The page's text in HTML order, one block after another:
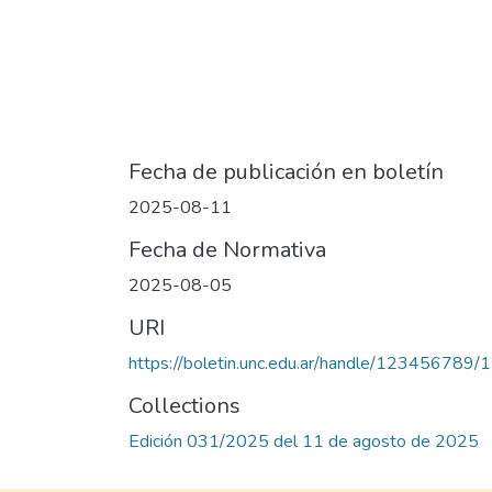
Fecha de publicación en boletín
2025-08-11
Fecha de Normativa
2025-08-05
URI
https://boletin.unc.edu.ar/handle/123456789/
Collections
Edición 031/2025 del 11 de agosto de 2025